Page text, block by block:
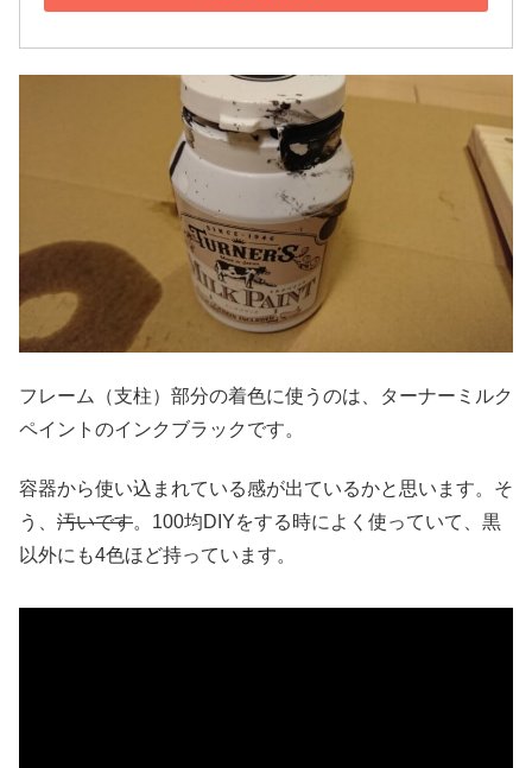
フレーム（支柱）部分の着色に使うのは、ターナーミルク
ペイントのインクブラックです。
容器から使い込まれている感が出ているかと思います。そ
う、 汚いです。100均DIYをする時によく使っていて、黒
以外にも4色ほど持っています。